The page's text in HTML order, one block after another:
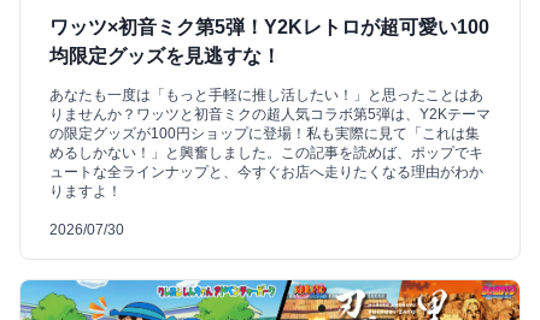
ワッツ×初音ミク第5弾！Y2Kレトロが超可愛い100
均限定グッズを見逃すな！
あなたも一度は「もっと手軽に推し活したい！」と思ったことはあ
りませんか？ワッツと初音ミクの超人気コラボ第5弾は、Y2Kテーマ
の限定グッズが100円ショップに登場！私も実際に見て「これは集
めるしかない！」と興奮しました。この記事を読めば、ポップでキ
ュートな全ラインナップと、今すぐお店へ走りたくなる理由がわか
りますよ！
2026/07/30